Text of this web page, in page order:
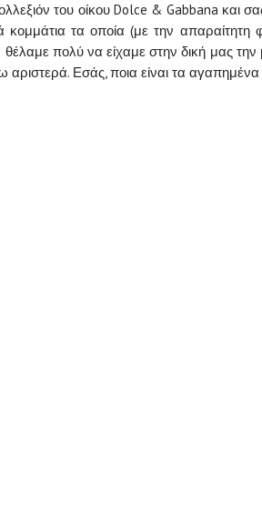
του οίκου Dolce & Gabbana και
κομμάτια τα οποία (με την απαραίτητη
πολύ να είχαμε στην δική μας
αριστερά. Εσάς, ποια είναι τα